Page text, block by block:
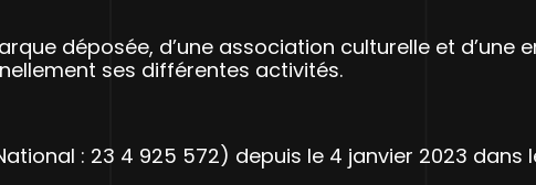
déposée, d’une association culturelle et d’une
ses différentes activités.
: 23 4 925 572) depuis le 4 janvier 2023 dans